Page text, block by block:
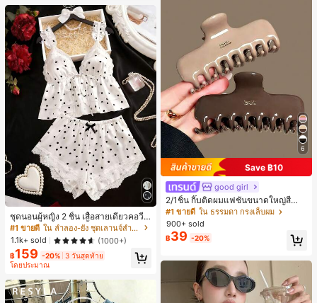
ชุดนอนผู้หญิง 2 ชิ้น เสื้อสายเดี่ยวคอวีลู
กไม้ พร้อมกางเกงขาสั้นแต่งลูกไม้ แต่ง
โบว์ที่เอว ชุดลำลองผู้หญิงนุ่มสบายน่ารั
ก สไตล์เอสเธติก
#1 ขายดี
ใน ลำลอง-ยัง ชุดเลานจ์สำหรับผู้หญิง
1.1k+ sold
(1000+)
฿159 -20% 3 วันสุดท้าย
โดยประมาณ
6
Save ฿10
good girl
2/1ชิ้น กิ๊บติดผมแฟชั่นขนาดใหญ่สีน้ำ
ตาลชานมสำหรับผู้หญิง เหมาะสำหรับก
ารอาบน้ำ ล้างหน้า และจัดแต่งทรงผม
#1 ขายดี ใน ธรรมดา กรงเล็บผม
900+ sold
฿39 -20%